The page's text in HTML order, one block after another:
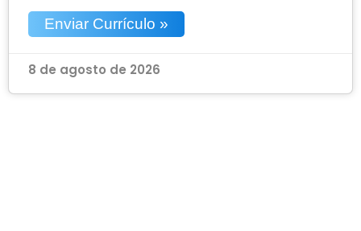
Enviar Currículo »
8 de agosto de 2026